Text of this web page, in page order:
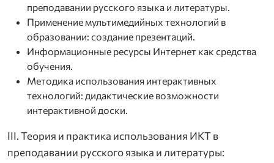
преподавании русского языка и литературы.
Применение мультимедийных технологий в
образовании: создание презентаций.
Информационные ресурсы Интернет как средства
обучения.
Методика использования интерактивных
технологий: дидактические возможности
интерактивной доски.
III. Теория и практика использования ИКТ в
преподавании русского языка и литературы: